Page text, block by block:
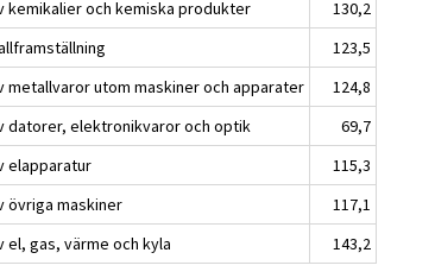
kemikalier och kemiska produkter
130,2
123,5
metallvaror utom maskiner och apparater
124,8
datorer, elektronikvaror och optik
69,7
elapparatur
115,3
övriga maskiner
117,1
el, gas, värme och kyla
143,2